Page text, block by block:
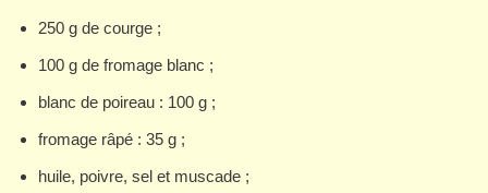
250 g de courge ;
100 g de fromage blanc ;
blanc de poireau : 100 g ;
fromage râpé : 35 g ;
huile, poivre, sel et muscade ;